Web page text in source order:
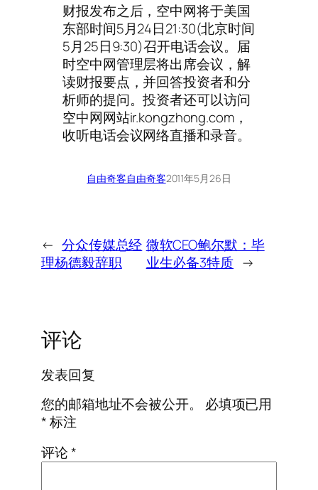
财报发布之后，空中网将于美国
东部时间5月24日21:30(北京时间
5月25日9:30)召开电话会议。届
时空中网管理层将出席会议，解
读财报要点，并回答投资者和分
析师的提问。投资者还可以访问
空中网网站ir.kongzhong.com，
收听电话会议网络直播和录音。
自由奇客自由奇客2011年5月26日
← 分众传媒总经
理杨德毅辞职
微软CEO鲍尔默：毕
业生必备3特质 →
评论
发表回复
您的邮箱地址不会被公开。
必填项已用
*标注
评论*